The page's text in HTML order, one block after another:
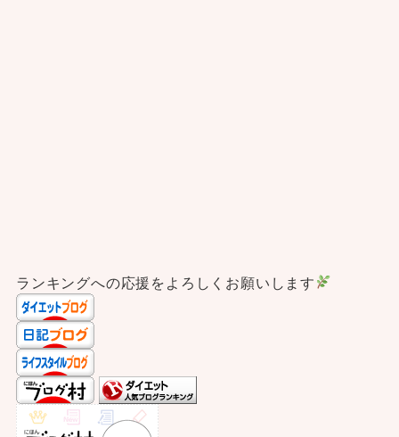
ランキングへの応援をよろしくお願いします